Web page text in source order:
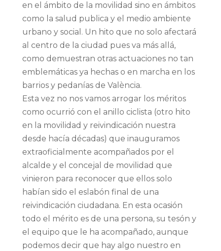
en el ámbito de la movilidad sino en ámbitos
como la salud publica y el medio ambiente
urbano y social. Un hito que no solo afectará
al centro de la ciudad pues va más allá,
como demuestran otras actuaciones no tan
emblemáticas ya hechas o en marcha en los
barrios y pedanías de València.
Esta vez no nos vamos arrogar los méritos
como ocurrió con el anillo ciclista (otro hito
en la movilidad y reivindicación nuestra
desde hacía décadas) que inauguramos
extraoficialmente acompañados por el
alcalde y el concejal de movilidad que
vinieron para reconocer que ellos solo
habían sido el eslabón final de una
reivindicación ciudadana. En esta ocasión
todo el mérito es de una persona, su tesón y
el equipo que le ha acompañado, aunque
podemos decir que hay algo nuestro en